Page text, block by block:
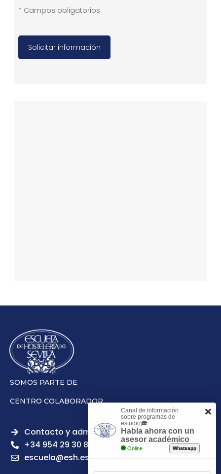
* Campos obligatorios
SOMOS PARTE DE
CENTRO COLABORADOR
Contacto y admisiones
+34 954 29 30 81
escuela@esh.es
Canal de información
sobre programas de
estudio🎓
Habla ahora con un
asesor académico
Online Whatsapp